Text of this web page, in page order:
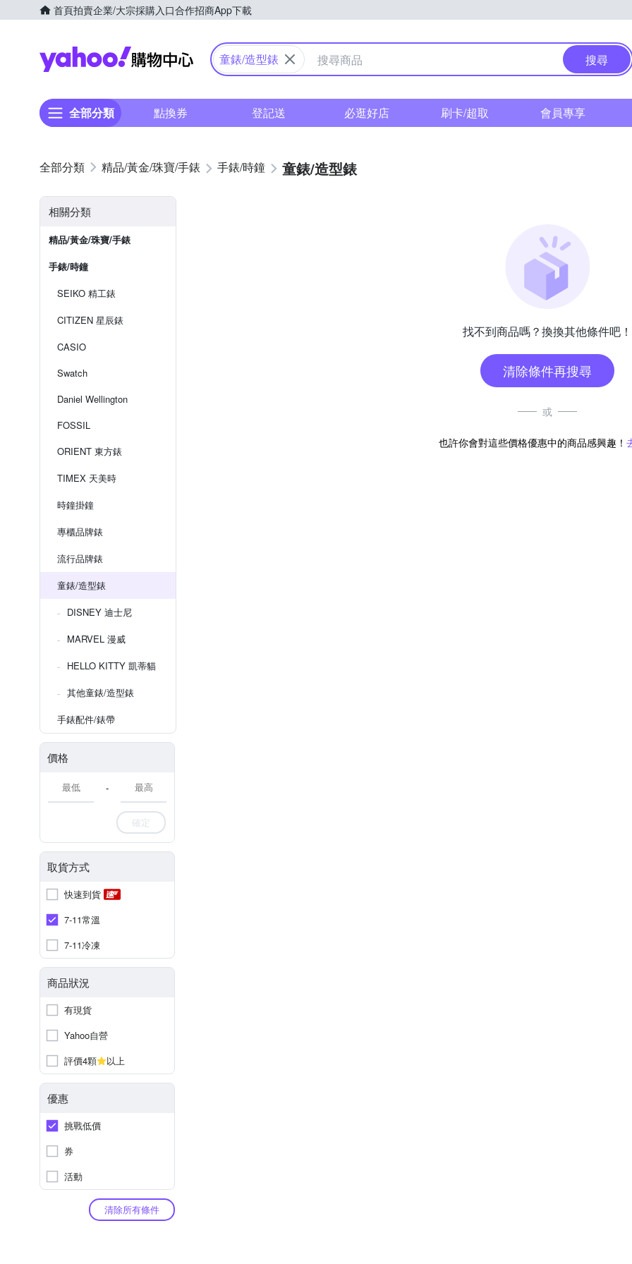
首頁拍賣企業/大宗採購入口合作招商App下載
Yahoo購物中心
童錶/造型錶 搜尋
全部分類 點換券 登記送 必逛好店 刷卡/超取 會員專享
精品/黃金/珠寶/手錶 手錶/時鐘 童錶/造型錶
相關分類
精品/黃金/珠寶/手錶
手錶/時鐘
SEIKO 精工錶
CITIZEN 星辰錶
CASIO
Swatch
Daniel Wellington
FOSSIL
ORIENT 東方錶
TIMEX 天美時
時鐘掛鐘
專櫃品牌錶
流行品牌錶
童錶/造型錶
DISNEY 迪士尼
MARVEL 漫威
HELLO KITTY 凱蒂貓
其他童錶/造型錶
手錶配件/錶帶
價格
-
確定
取貨方式
快速到貨
7-11常溫
7-11冷凍
商品狀況
有現貨
Yahoo自營
評價4顆
以上
優惠
挑戰低價
券
活動
清除所有條件
找不到商品嗎？換換其他條件吧！
清除條件再搜尋
或
也許你會對這些價格優惠中的商品感興趣！